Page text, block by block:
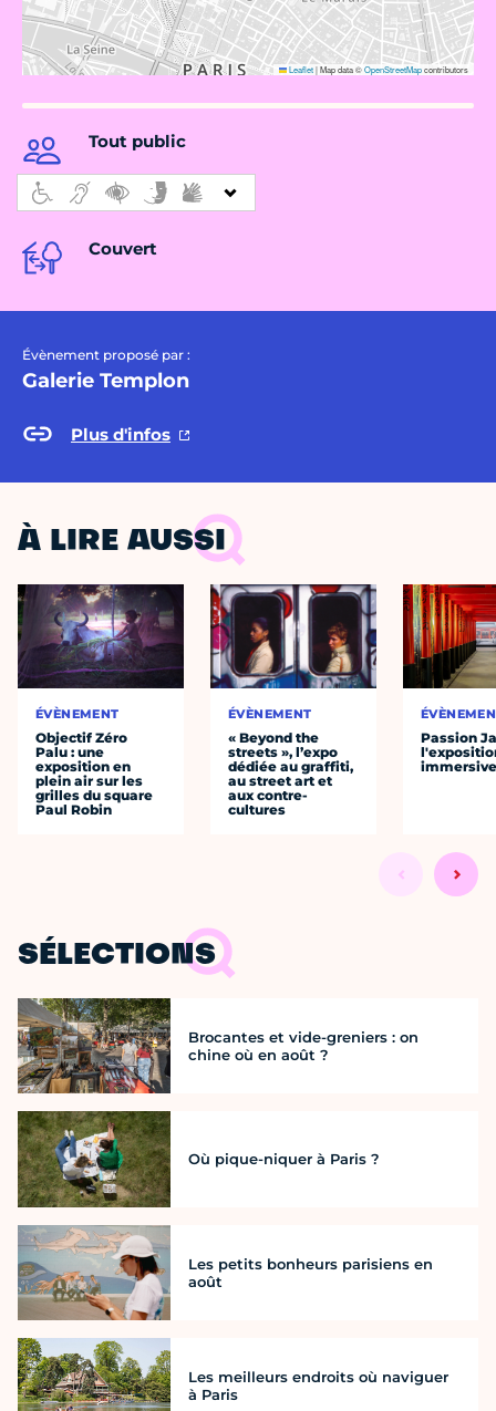
Leaflet|Map data ©OpenStreetMapcontributors
Tout public
Couvert
Évènement proposé par :
Galerie Templon
Plus d'infos
À LIRE AUSSI
ÉVÈNEMENT
Objectif Zéro
Palu : une
exposition en
plein air sur les
grilles du square
Paul Robin
ÉVÈNEMENT
« Beyond the
streets », l’expo
dédiée au graffiti,
au street art et
aux contre-
cultures
Passion
SÉLECTIONS
Brocantes et vide-greniers : on
chine où en août ?
Où pique-niquer à Paris ?
Les petits bonheurs parisiens en
août
Les meilleurs endroits où naviguer
à Paris